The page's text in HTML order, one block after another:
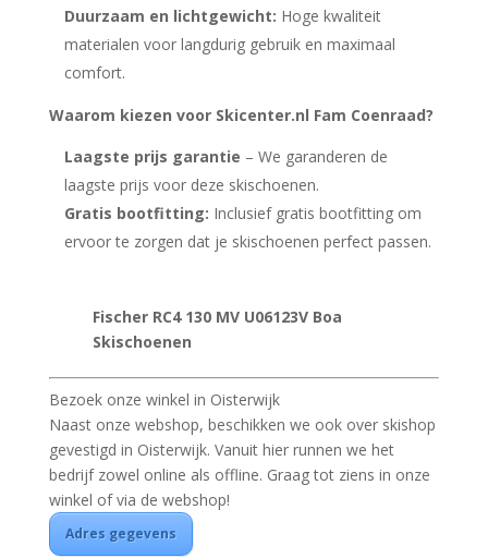
Duurzaam en lichtgewicht: Hoge kwaliteit
materialen voor langdurig gebruik en maximaal
comfort.
Waarom kiezen voor Skicenter.nl Fam Coenraad?
Laagste prijs garantie – We garanderen de
laagste prijs voor deze skischoenen.
Gratis bootfitting: Inclusief gratis bootfitting om
ervoor te zorgen dat je skischoenen perfect passen.
Fischer RC4 130 MV U06123V Boa
Skischoenen
Bezoek onze winkel in Oisterwijk
Naast onze webshop, beschikken we ook over skishop
gevestigd in Oisterwijk. Vanuit hier runnen we het
bedrijf zowel online als offline. Graag tot ziens in onze
winkel of via de webshop!
Adres gegevens